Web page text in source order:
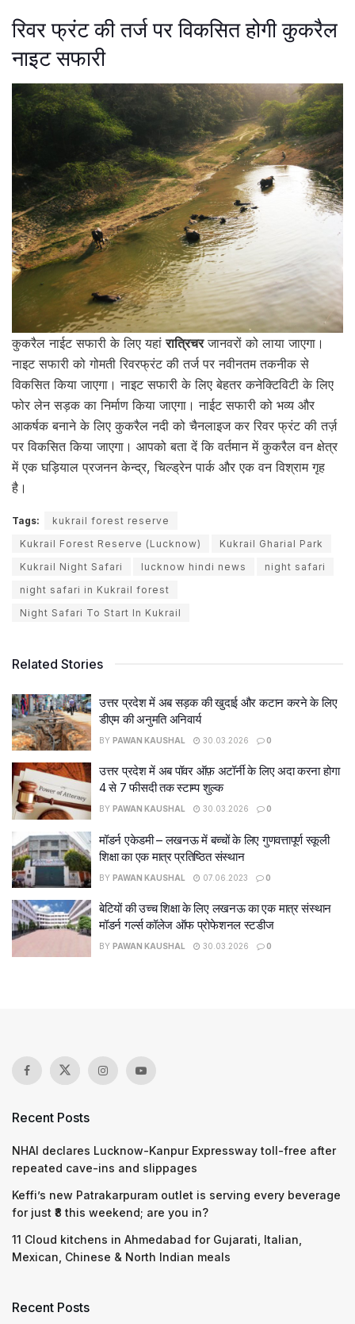
रिवर फ्रंट की तर्ज पर विकसित होगी कुकरैल
नाइट सफारी
कुकरैल नाईट सफारी के लिए यहांरात्रिचरजानवरों को लाया जाएगा।
नाइट सफारी को गोमती रिवरफ्रंट की तर्ज पर नवीनतम तकनीक से
विकसित किया जाएगा। नाइट सफारी के लिए बेहतर कनेक्टिविटी के लिए
फोर लेन सड़क का निर्माण किया जाएगा। नाईट सफारी को भव्य और
आकर्षक बनाने के लिए कुकरैल नदी को चैनलाइज कर रिवर फ्रंट की तर्ज़
पर विकसित किया जाएगा। आपको बता दें कि वर्तमान में कुकरैल वन क्षेत्र
में एक घड़ियाल प्रजनन केन्द्र, चिल्ड्रेन पार्क और एक वन विश्राम गृह
है।
Tags:
kukrail forest reserve
Kukrail Forest Reserve (Lucknow)
Kukrail Gharial Park
Kukrail Night Safari
lucknow hindi news
night safari
night safari in Kukrail forest
Night Safari To Start In Kukrail
Related Stories
उत्तर प्रदेश में अब सड़क की खुदाई और कटान करने के लिए
डीएम की अनुमति अनिवार्य
BY PAWAN KAUSHAL 30.03.2026 0
उत्तर प्रदेश में अब पॉवर ऑफ़ अटॉर्नी के लिए अदा करना होगा
4 से 7 फीसदी तक स्टाम्प शुल्क
BY PAWAN KAUSHAL 30.03.2026 0
मॉडर्न एकेडमी – लखनऊ में बच्चों के लिए गुणवत्तापूर्ण स्कूली
शिक्षा का एक मात्र प्रतिष्ठित संस्थान
BY PAWAN KAUSHAL 07.06.2023 0
बेटियों की उच्च शिक्षा के लिए लखनऊ का एक मात्र संस्थान
मॉडर्न गर्ल्स कॉलेज ऑफ प्रोफेशनल स्टडीज
BY PAWAN KAUSHAL 30.03.2026 0
Recent Posts
NHAI declares Lucknow-Kanpur Expressway toll-free after
repeated cave-ins and slippages
Keffi’s new Patrakarpuram outlet is serving every beverage
for just ₹8 this weekend; are you in?
11 Cloud kitchens in Ahmedabad for Gujarati, Italian,
Mexican, Chinese & North Indian meals
Recent Posts